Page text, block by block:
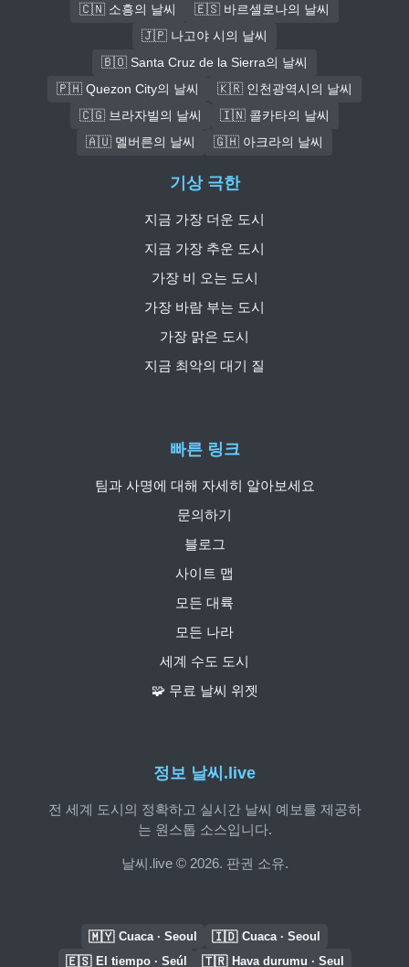
🇨🇳 소흥의 날씨
🇪🇸 바르셀로나의 날씨
🇯🇵 나고야 시의 날씨
🇧🇴 Santa Cruz de la Sierra의 날씨
🇵🇭 Quezon City의 날씨
🇰🇷 인천광역시의 날씨
🇨🇬 브라자빌의 날씨
🇮🇳 콜카타의 날씨
🇦🇺 멜버른의 날씨
🇬🇭 아크라의 날씨
정보 날씨.live
전 세계 도시의 정확하고 실시간 날씨 예보를 제공하
는 원스톱 소스입니다.
날씨.live © 2026. 판권 소유.
빠른 링크
팀과 사명에 대해 자세히 알아보세요
문의하기
블로그
사이트 맵
모든 대륙
모든 나라
세계 수도 도시
🧩 무료 날씨 위젯
기상 극한
지금 가장 더운 도시
지금 가장 추운 도시
가장 비 오는 도시
가장 바람 부는 도시
가장 맑은 도시
지금 최악의 대기 질
🇲🇾 Cuaca · Seoul 🇮🇩 Cuaca · Seoul
🇪🇸 El tiempo · Seúl 🇹🇷 Hava durumu · Seul